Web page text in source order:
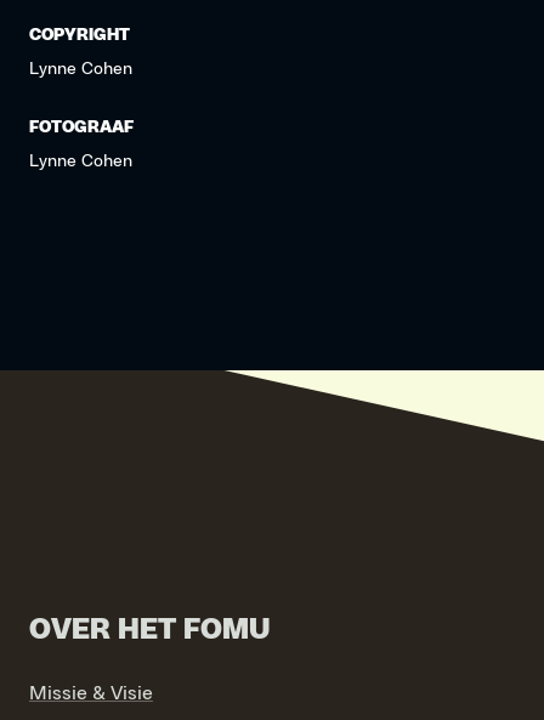
COPYRIGHT
Lynne Cohen
FOTOGRAAF
Lynne Cohen
OVER HET FOMU
Missie & Visie